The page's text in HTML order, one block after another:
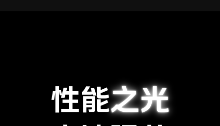
性能之光